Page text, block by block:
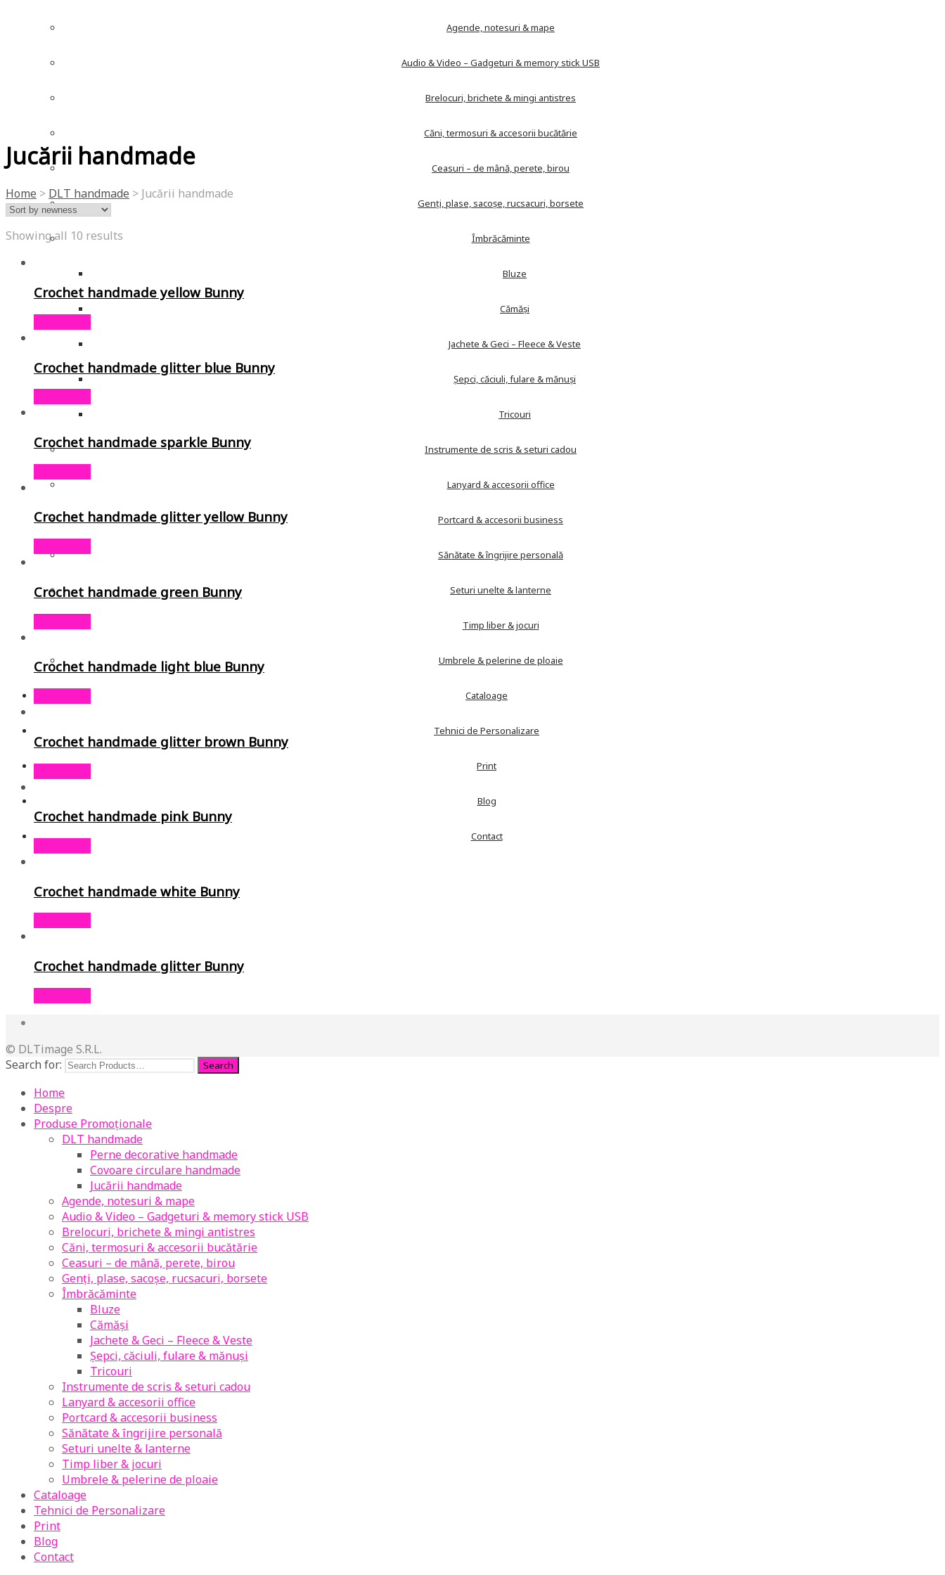
Agende, notesuri & mape
Audio & Video – Gadgeturi & memory stick USB
Brelocuri, brichete & mingi antistres
Căni, termosuri & accesorii bucătărie
Ceasuri – de mână, perete, birou
Genți, plase, sacoșe, rucsacuri, borsete
Îmbrăcăminte
Bluze
Cămăși
Jachete & Geci – Fleece & Veste
Șepci, căciuli, fulare & mănuși
Tricouri
Instrumente de scris & seturi cadou
Lanyard & accesorii office
Portcard & accesorii business
Sănătate & îngrijire personală
Seturi unelte & lanterne
Timp liber & jocuri
Umbrele & pelerine de ploaie
Cataloage
Tehnici de Personalizare
Print
Blog
Contact
Jucării handmade
Home > DLT handmade > Jucării handmade
Showing all 10 results
Crochet handmade yellow Bunny
Crochet handmade glitter blue Bunny
Crochet handmade sparkle Bunny
Crochet handmade glitter yellow Bunny
Crochet handmade green Bunny
Crochet handmade light blue Bunny
Crochet handmade glitter brown Bunny
Crochet handmade pink Bunny
Crochet handmade white Bunny
Crochet handmade glitter Bunny
© DLTimage S.R.L.
Search for:
Home
Despre
Produse Promoționale
DLT handmade
Perne decorative handmade
Covoare circulare handmade
Jucării handmade
Agende, notesuri & mape
Audio & Video – Gadgeturi & memory stick USB
Brelocuri, brichete & mingi antistres
Căni, termosuri & accesorii bucătărie
Ceasuri – de mână, perete, birou
Genți, plase, sacoșe, rucsacuri, borsete
Îmbrăcăminte
Bluze
Cămăși
Jachete & Geci – Fleece & Veste
Șepci, căciuli, fulare & mănuși
Tricouri
Instrumente de scris & seturi cadou
Lanyard & accesorii office
Portcard & accesorii business
Sănătate & îngrijire personală
Seturi unelte & lanterne
Timp liber & jocuri
Umbrele & pelerine de ploaie
Cataloage
Tehnici de Personalizare
Print
Blog
Contact